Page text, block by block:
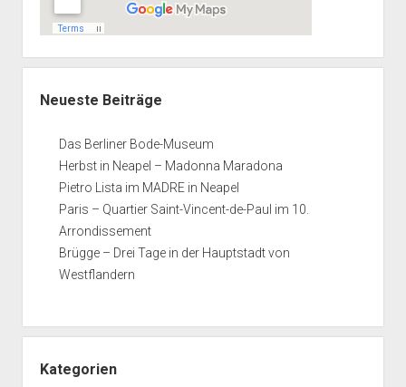
Neueste Beiträge
Das Berliner Bode-Museum
Herbst in Neapel – Madonna Maradona
Pietro Lista im MADRE in Neapel
Paris – Quartier Saint-Vincent-de-Paul im 10.
Arrondissement
Brügge – Drei Tage in der Hauptstadt von
Westflandern
Kategorien